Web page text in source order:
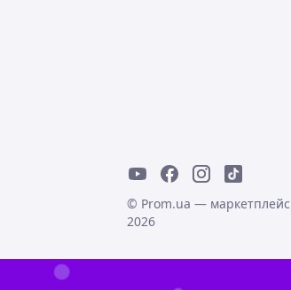
© Prom.ua — маркетплейс
2026